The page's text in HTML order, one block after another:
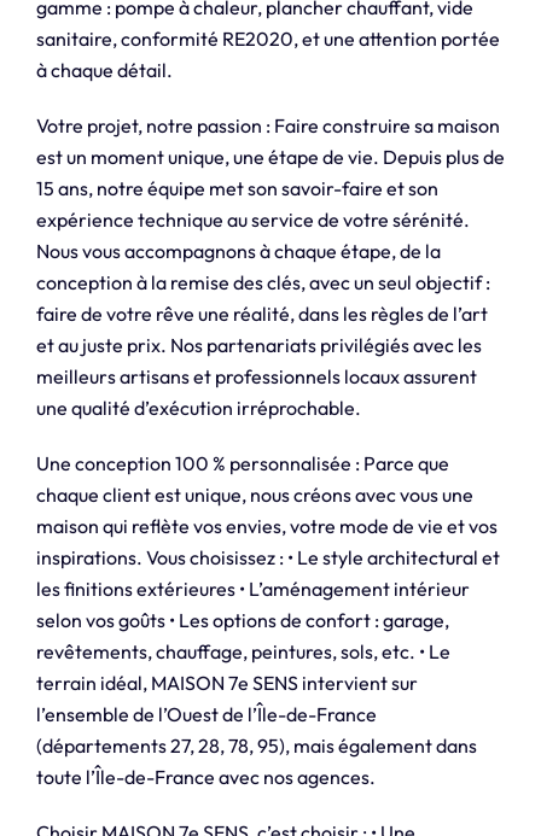
gamme : pompe à chaleur, plancher chauffant, vide
sanitaire, conformité RE2020, et une attention portée
à chaque détail.
Votre projet, notre passion : Faire construire sa maison
est un moment unique, une étape de vie. Depuis plus de
15 ans, notre équipe met son savoir-faire et son
expérience technique au service de votre sérénité.
Nous vous accompagnons à chaque étape, de la
conception à la remise des clés, avec un seul objectif :
faire de votre rêve une réalité, dans les règles de l’art
et au juste prix. Nos partenariats privilégiés avec les
meilleurs artisans et professionnels locaux assurent
une qualité d’exécution irréprochable.
Une conception 100 % personnalisée : Parce que
chaque client est unique, nous créons avec vous une
maison qui reflète vos envies, votre mode de vie et vos
inspirations. Vous choisissez : • Le style architectural et
les finitions extérieures • L’aménagement intérieur
selon vos goûts • Les options de confort : garage,
revêtements, chauffage, peintures, sols, etc. • Le
terrain idéal, MAISON 7e SENS intervient sur
l’ensemble de l’Ouest de l’Île-de-France
(départements 27, 28, 78, 95), mais également dans
toute l’Île-de-France avec nos agences.